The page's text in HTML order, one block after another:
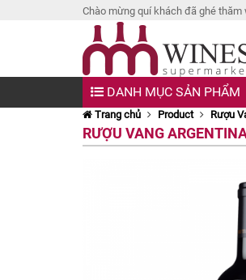
Chào mừng quí khách đã ghé
DANH MỤC SẢN PHẨM
Trang chủ
Product Rượu
RƯỢU VANG